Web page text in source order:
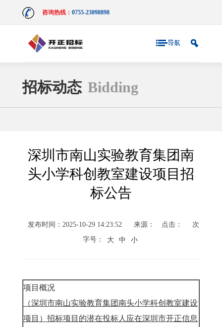
咨询热线： 0755-23098898
招标动态 Bidding
深圳市南山实验教育集团南
头小学科创教室建设项目招
标公告
发布时间：2025-10-29 14:23:52 来源： 点击：
次
字号：
大 中 小
项目概况
（深圳市南山实验教育集团南头小学科创教室建设
项目 ）招标项目的潜在投标人应在深圳市开正信息